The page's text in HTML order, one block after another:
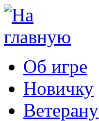
Об игре
Новичку
Ветерану